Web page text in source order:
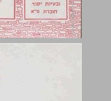
מגמות בארגון שיתופי ובקואופרציה ... 0